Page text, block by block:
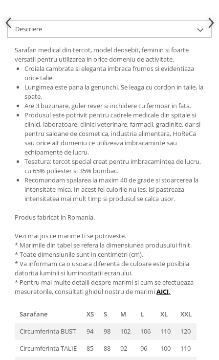
Descriere
Sarafan medical din tercot, model deosebit, feminin si foarte
versatil pentru utilizarea in orice domeniu de activitate.
Croiala cambrata si eleganta imbraca frumos si evidentiaza
orice talie.
Lungimea este pana la genunchi. Se leaga cu cordon in talie, la
spate.
Are 3 buzunare, guler rever si inchidere cu fermoar in fata.
Produsul este potrivit pentru cadrele medicale din spitale si
clinici, laboratoare, clinici veterinare, farmacii, gradinite, dar si
pentru saloane de cosmetica, industria alimentara, HoReCa
sau orice alt domeniu ce utilizeaza imbracaminte sau
echipamente de lucru.
Tesatura: tercot special creat pentru imbracamintea de lucru,
cu 65% poliester si 35% bumbac.
Recomandam spalarea la maxim 40 de grade si stoarcerea la
intensitate mica. In acest fel culorile nu ies, isi pastreaza
intensitatea mai mult timp si produsul se calca usor.
Produs fabricat in Romania.
Vezi mai jos ce marime ti se potriveste.
* Marimile din tabel se refera la dimensiunea produsului finit.
* Toate dimensiunile sunt in centimetri (cm).
* Va informam ca o usoara diferenta de culoare este posibila
datorita luminii si luminozitatii ecranului.
* Pentru mai multe detalii despre marimi si cum se efectueaza
masuratorile, consultati ghidul nostru de marimiAICI.
Sarafane XS S M L XL
XXL
Circumferinta BUST
94 98 102 106 110
120
Circumferinta TALIE
85 88 92 96 100
110